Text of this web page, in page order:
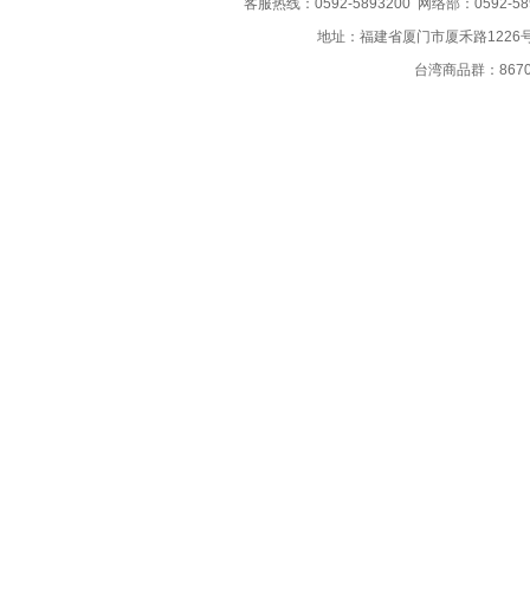
客服热线：0592-5893200 网络部：0592-
地址：福建省厦门市厦禾路
台湾商品群：